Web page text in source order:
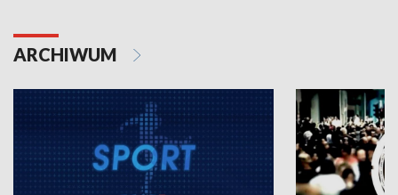
ARCHIWUM